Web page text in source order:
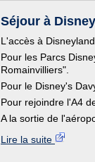
Séjour à
L'accès à
Pour les Parcs
Romainvilliers".
Pour le Disney's
Pour rejoindre l'A4
A la sortie de
Lire la suite